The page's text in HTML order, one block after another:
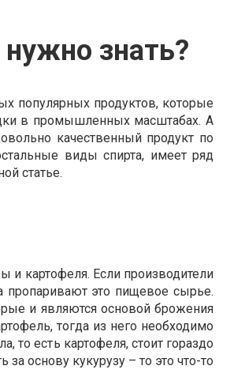
знать?
популярных продуктов, которые
в промышленных масштабах. А
качественный продукт по
виды спирта, имеет ряд
статье.
и картофеля. Если производители
пропаривают это пищевое сырье.
и являются основой брожения
тогда из него необходимо
то есть картофеля, стоит гораздо
основу кукурузу – то это что-то